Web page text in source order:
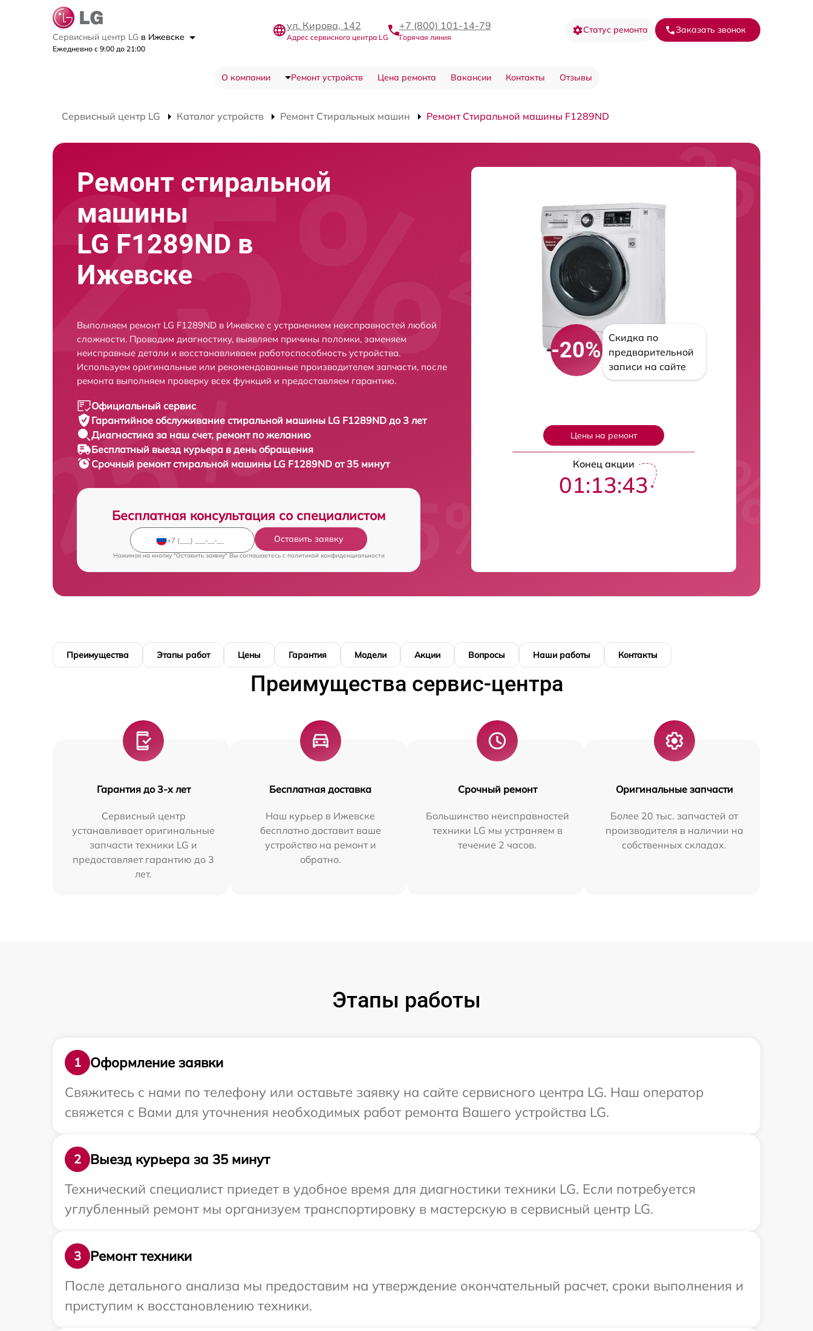
Сервисный центр LG в Ижевске
Ежедневно с 9:00 до 21:00
ул. Кирова, 142
Адрес сервисного центра LG
+7 (800) 101-14-79
Горячая линия
Статус ремонта Заказать звонок
О компании Ремонт устройств Цена ремонта Вакансии Контакты Отзывы
Сервисный центр LG Каталог устройств Ремонт Стиральных машин Ремонт Стиральной машины F1289ND
Ремонт стиральной
машины
LG F1289ND в
Ижевске
Выполняем ремонт LG F1289ND в Ижевске с устранением неисправностей любой
сложности. Проводим диагностику, выявляем причины поломки, заменяем
неисправные детали и восстанавливаем работоспособность устройства.
Используем оригинальные или рекомендованные производителем запчасти, после
ремонта выполняем проверку всех функций и предоставляем гарантию.
Официальный сервис
Гарантийное обслуживание стиральной машины LG F1289ND до 3 лет
Диагностика за наш счет, ремонт по желанию
Бесплатный выезд курьера в день обращения
Срочный ремонтстиральной машины LG F1289ND от 35 минут
Бесплатная консультация со специалистом
Оставить заявку
Нажимая на кнопку "Оставить заявку" Вы соглашаетесь c политикой конфиденциальности
-20%
Скидка по
предварительной
записи на сайте
Цены на ремонт
Конец акции
01:13:42
Преимущества Этапы работ Цены Гарантия Модели Акции Вопросы Наши работы Контакты
Преимущества сервис-центра
Гарантия до 3-х лет
Сервисный центр
устанавливает оригинальные
запчасти техники LG и
предоставляет гарантию до 3
лет.
Бесплатная доставка
Наш курьер в Ижевске
бесплатно доставит ваше
устройство на ремонт и
обратно.
Срочный ремонт
Большинство неисправностей
техники LG мы устраняем в
течение 2 часов.
Оригинальные запчасти
Более 20 тыс. запчастей от
производителя в наличии на
собственных складах.
Этапы работы
1
Оформление заявки
Свяжитесь с нами по телефону или оставьте заявку на сайте сервисного центра LG. Наш оператор
свяжется с Вами для уточнения необходимых работ ремонта Вашего устройства LG.
2
Выезд курьера за 35 минут
Технический специалист приедет в удобное время для диагностики техники LG. Если потребуется
углубленный ремонт мы организуем транспортировку в мастерскую в сервисный центр LG.
3
Ремонт техники
После детального анализа мы предоставим на утверждение окончательный расчет, сроки выполнения и
приступим к восстановлению техники.